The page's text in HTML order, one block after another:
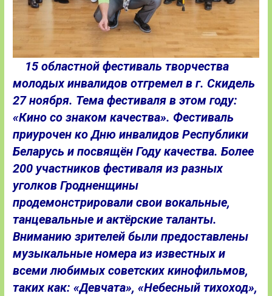
15 областной фестиваль творчества
молодых инвалидов отгремел в г. Скидель
27 ноября. Тема фестиваля в этом году:
«Кино со знаком качества». Фестиваль
приурочен ко Дню инвалидов Республики
Беларусь и посвящён Году качества. Более
200 участников фестиваля из разных
уголков Гродненщины
продемонстрировали свои вокальные,
танцевальные и актёрские таланты.
Вниманию зрителей были предоставлены
музыкальные номера из известных и
всеми любимых советских кинофильмов,
таких как: «Девчата», «Небесный тихоход»,